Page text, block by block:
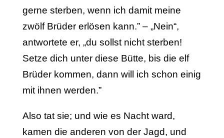
gerne sterben, wenn ich damit meine
zwölf Brüder erlösen kann.” – „Nein“,
antwortete er, „du sollst nicht sterben!
Setze dich unter diese Bütte, bis die elf
Brüder kommen, dann will ich schon einig
mit ihnen werden.”
Also tat sie; und wie es Nacht ward,
kamen die anderen von der Jagd, und